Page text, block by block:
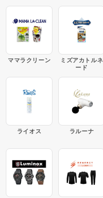
ママラクリーン
ミズアカトルネ
ード
ライオス ラルーナ